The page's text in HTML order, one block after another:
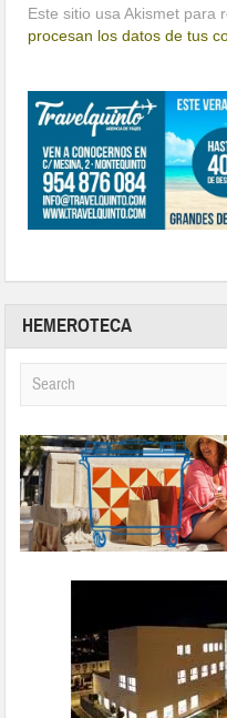
Este sitio usa Akismet para
procesan los datos de tus
HEMEROTECA